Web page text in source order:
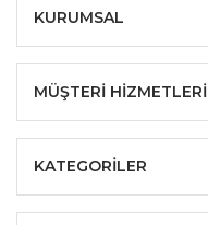
KURUMSAL
MÜŞTERİ HİZMETLERİ
KATEGORİLER